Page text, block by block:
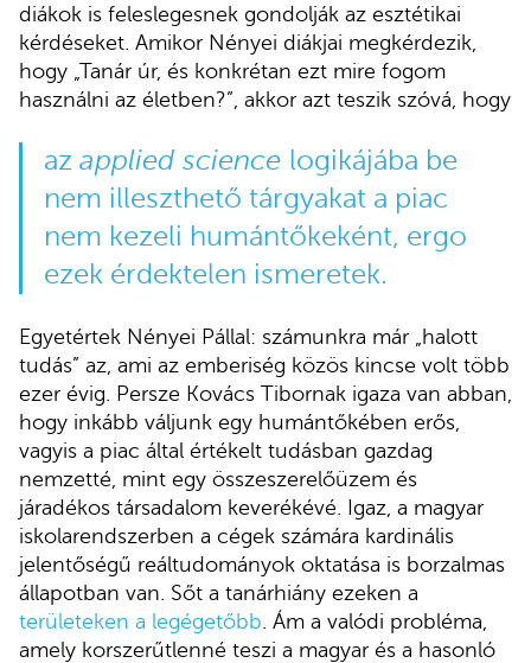
diákok is feleslegesnek gondolják az esztétikai
kérdéseket. Amikor Nényei diákjai megkérdezik,
hogy „Tanár úr, és konkrétan ezt mire fogom
használni az életben?”, akkor azt teszik szóvá, hogy
az applied science logikájába be
nem illeszthető tárgyakat a piac
nem kezeli humántőkeként, ergo
ezek érdektelen ismeretek.
Egyetértek Nényei Pállal: számunkra már „halott
tudás” az, ami az emberiség közös kincse volt több
ezer évig. Persze Kovács Tibornak igaza van abban,
hogy inkább váljunk egy humántőkében erős,
vagyis a piac által értékelt tudásban gazdag
nemzetté, mint egy összeszerelőüzem és
járadékos társadalom keverékévé. Igaz, a magyar
iskolarendszerben a cégek számára kardinális
jelentőségű reáltudományok oktatása is borzalmas
állapotban van. Sőt a tanárhiány ezeken a
területeken a legégetőbb . Ám a valódi probléma,
amely korszerűtlenné teszi a magyar és a hasonló